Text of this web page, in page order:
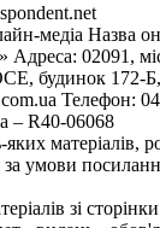
медіа Назва
Адреса: 02091,
будинок 172-Б,
Телефон:
– R40-06068
матеріалів,
за умови
зі